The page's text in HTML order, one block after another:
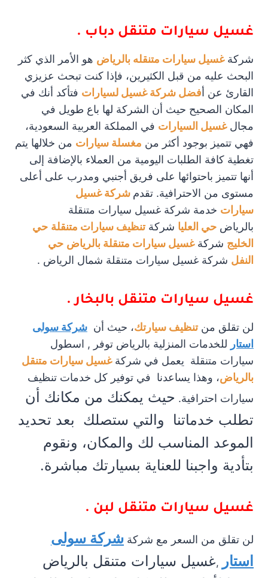
غسيل سيارات متنقل دباب .
شركةغسيل سيارات متنقله بالرياض هو الأمر الذي كثر
البحث عليه من قبل الكثيرين، فإذا كنت تبحث عزيزي
القارئ عن أفضل شركة غسيل لسيارات فتأكد أنك في
المكان الصحيح حيث أن الشركة لها باع طويل في
مجالغسيل السيارات في المملكة العربية السعودية،
فهي تتميز بوجود أكثر من مغسلة سيارات من خلالها يتم
تغطية كافة الطلبات اليومية من العملاء بالإضافة إلى
أنها تتميز باحتوائها على فريق أجنبي ومدرب على أعلى
مستوى من الاحترافية. تقدم شركة غسيل
سيارات خدمة شركة غسيل سيارات متنقلة
بالرياض حي العليا شركةتنظيف سيارات متنقلة حي
الخليج شركةغسيل سيارات متنقلة بالرياض حي
النفل شركة غسيل سيارات متنقلة شمال الرياض .
غسيل سيارات متنقل بالبخار .
لن تقلق منتنظيف سيارتك، حيث أن شركة سولى
استار للخدمات المنزلية بالرياض توفر , اسطول
سيارات متنقلة يعمل في شركةغسيل سيارات متنقل
بالرياض، وهذا يساعدنا في توفير كل خدمات تنظيف
سيارات احترافية. حيث يمكنك من مكانك أن
تطلب خدماتنا والتي ستصلك بعد تحديد
الموعد المناسب لك والمكان، ونقوم
بتأدية واجبنا للعناية بسيارتك مباشرة.
غسيل سيارات متنقل لبن .
لن تقلق من السعر مع شركة شركة سولى
استار
,غسيل سيارات متنقل بالرياض